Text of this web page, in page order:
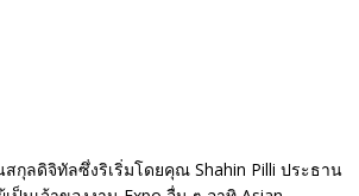
สกุลดิจิทัลซึ่งริเริ่มโดยคุณ Shahin Pilli ประธาน